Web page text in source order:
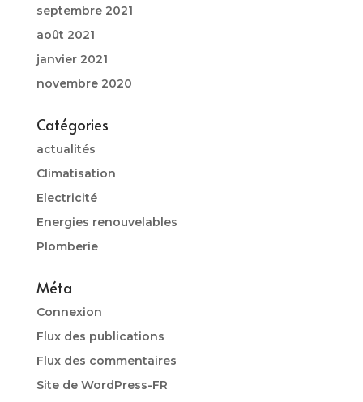
septembre 2021
août 2021
janvier 2021
novembre 2020
Catégories
actualités
Climatisation
Electricité
Energies renouvelables
Plomberie
Méta
Connexion
Flux des publications
Flux des commentaires
Site de WordPress-FR